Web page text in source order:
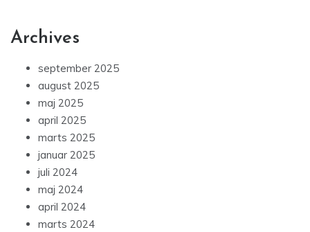
Archives
september 2025
august 2025
maj 2025
april 2025
marts 2025
januar 2025
juli 2024
maj 2024
april 2024
marts 2024